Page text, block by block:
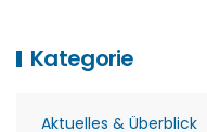
Kategorie
Aktuelles & Überblick